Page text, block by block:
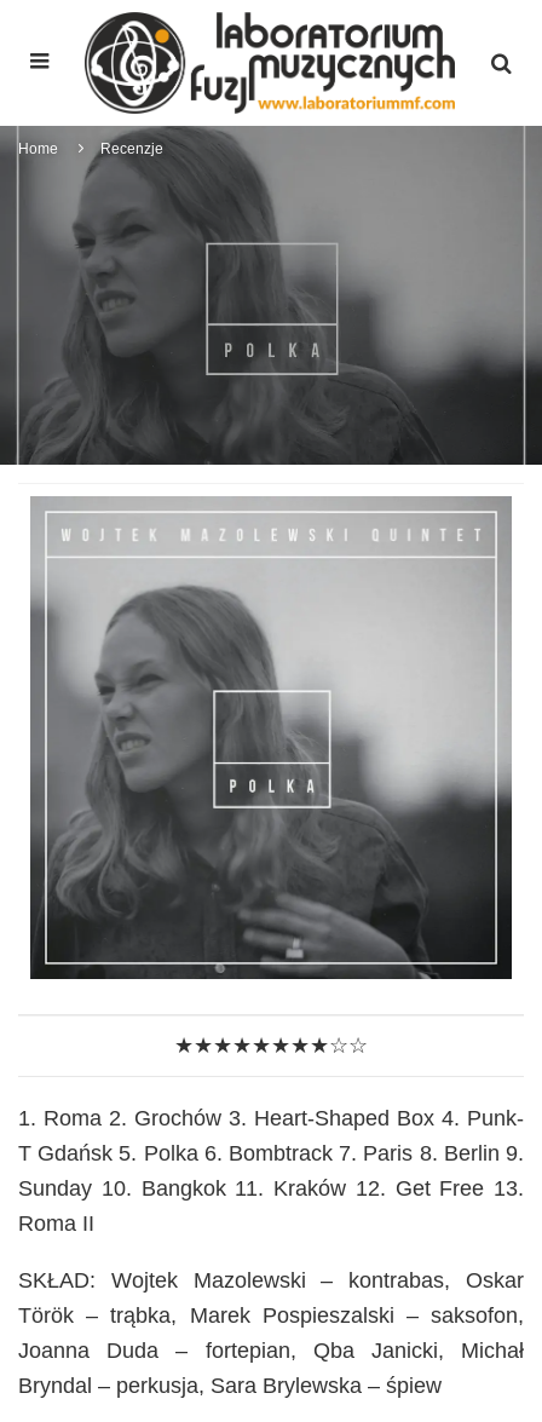
Home Recenzje
★★★★★★★★☆☆
1. Roma 2. Grochów 3. Heart-Shaped Box 4. Punk-
T Gdańsk 5. Polka 6. Bombtrack 7. Paris 8. Berlin 9.
Sunday 10. Bangkok 11. Kraków 12. Get Free 13.
Roma II
SKŁAD: Wojtek Mazolewski – kontrabas, Oskar
Török – trąbka, Marek Pospieszalski – saksofon,
Joanna Duda – fortepian, Qba Janicki, Michał
Bryndal – perkusja, Sara Brylewska – śpiew